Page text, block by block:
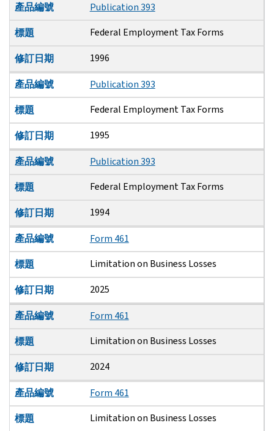
產品編號
Publication 393
標題
Federal Employment Tax Forms
修訂日期 1996
產品編號
Publication 393
標題
Federal Employment Tax Forms
修訂日期 1995
產品編號
Publication 393
標題
Federal Employment Tax Forms
修訂日期 1994
產品編號
Form 461
標題
Limitation on Business Losses
修訂日期 2025
產品編號
Form 461
標題
Limitation on Business Losses
修訂日期 2024
產品編號
Form 461
標題
Limitation on Business Losses